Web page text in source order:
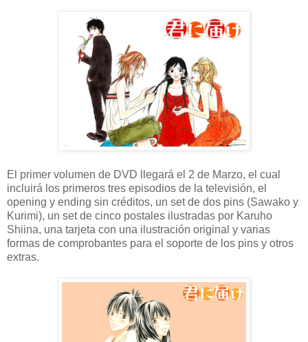
El primer volumen de DVD llegará el 2 de Marzo, el cual
incluirá los primeros tres episodios de la televisión, el
opening y ending sin créditos, un set de dos pins (Sawako y
Kurimi), un set de cinco postales ilustradas por Karuho
Shiina, una tarjeta con una ilustración original y varias
formas de comprobantes para el soporte de los pins y otros
extras.